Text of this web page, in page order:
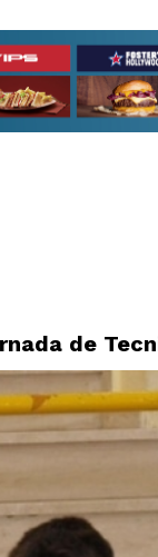
de